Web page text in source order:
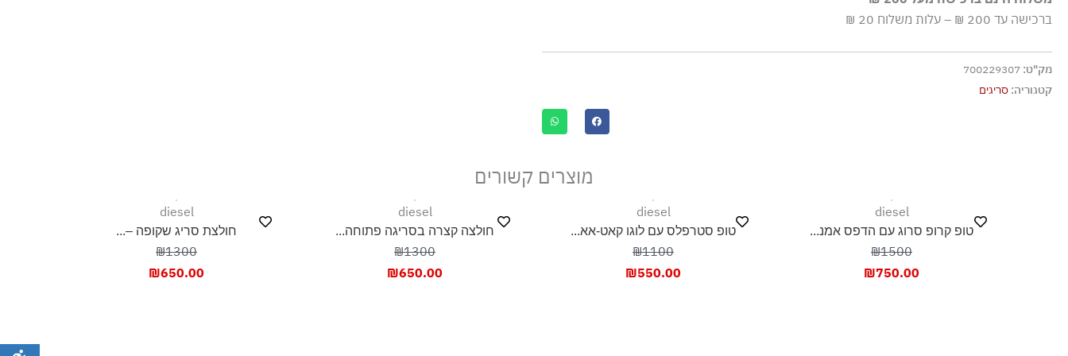
ברכישה עד 200 ₪ – עלות משלוח 20 ₪
מק"ט: 700229307
קטגוריה: סריגים
מוצרים קשורים
diesel
טופ קרופ סרוג עם הדפס אמנ...
₪1500
₪750.00
diesel
טופ סטרפלס עם לוגו קאט-אא...
₪1100
₪550.00
diesel
חולצה קצרה בסריגה פתוחה...
₪1300
₪650.00
diesel
חולצת סריג שקופה –...
₪1300
₪650.00